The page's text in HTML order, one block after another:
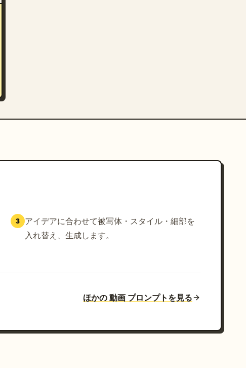
3
アイデアに合わせて被写体・スタイル・細部を
入れ替え、生成します。
ほかの 動画 プロンプトを見る